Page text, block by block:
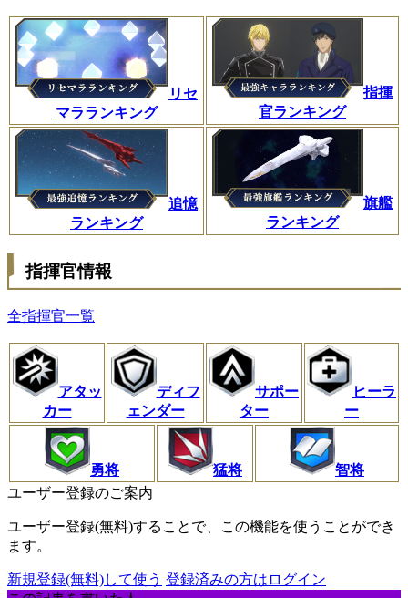
リセ
マラランキング
指揮
官ランキング
追憶
ランキング
旗艦
ランキング
指揮官情報
全指揮官一覧
アタッ
カー
ディフ
ェンダー
サポー
ター
ヒーラ
ー
勇将 猛将
智将
ユーザー登録のご案内
ユーザー登録(無料)することで、この機能を使うことができ
ます。
新規登録(無料)して使う 登録済みの方はログイン